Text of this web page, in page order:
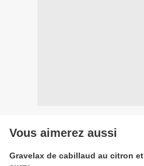
Vous aimerez aussi
Gravelax de cabillaud au citron et